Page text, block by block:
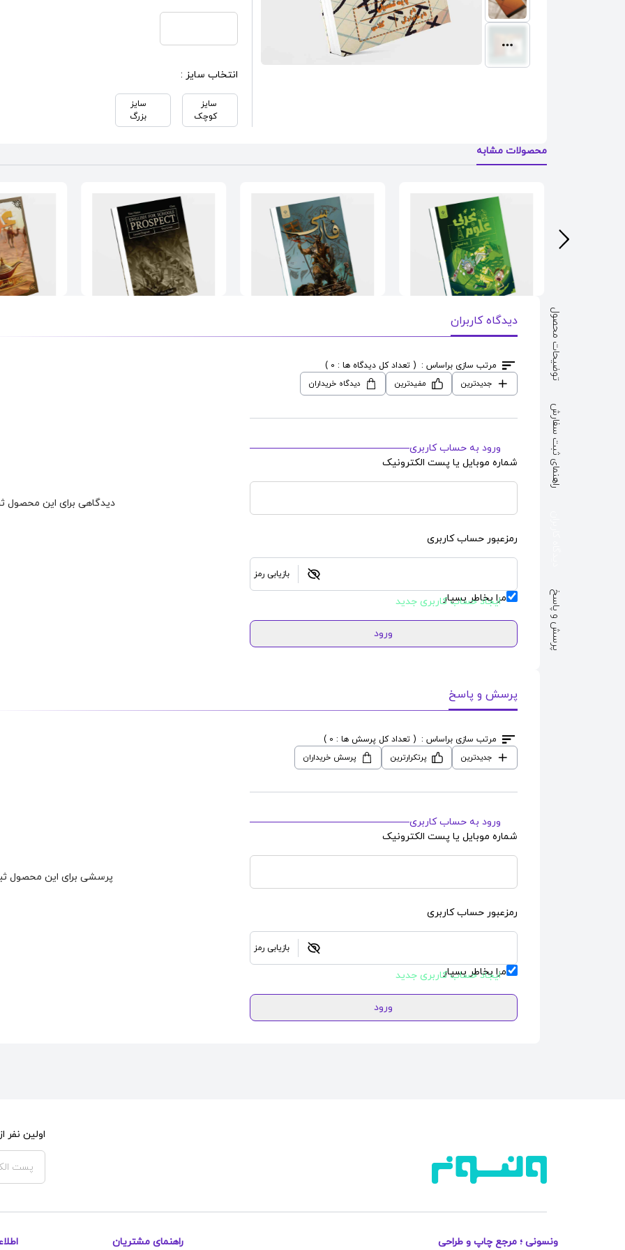
انتخاب سایز :
سایز
کوچک
سایز
بزرگ
محصولات مشابه
جلد کتاب درسیطرح
Book Cover
قیمت : 115,000 تومان
جلد کتاب درسیطرح
قیمت : 115,000
جلد کتاب درسیطرح
جلد کتاب توضیحات محصول
راهنمای ثبت سفارش
پرسش و پاسخ
دیدگاه کاربران
مرتب سازی براساس : ( تعداد کل دیدگاه ها : 0 )
جدیدترین
مفیدترین دیدگاه خریداران
ورود به حساب کاربری
شماره موبایل یا پست الکترونیک
رمزعبور حساب کاربری
بازیابی رمز
مرا بخاطر بسپار
ایجاد حساب کاربری جدید
ورود
دیدگاهی برای این محصول
پرسش و پاسخ
مرتب سازی براساس : ( تعداد کل پرسش ها : 0 )
جدیدترین
پرتکرارترین پرسش خریداران
ورود به حساب کاربری
شماره موبایل یا پست الکترونیک
رمزعبور حساب کاربری
بازیابی رمز
مرا بخاطر بسپار
ایجاد حساب کاربری جدید
ورود
پرسشی برای این محصول
اولین
ونسونی ؛ مرجع چاپ و طراحی راهنمای مشتریان